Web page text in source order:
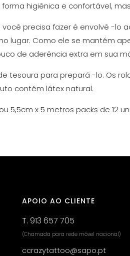
higiênica e confortável,
precisa fazer é envolvê -lo
lugar. Como ele se mantém
de aderência extra em sua
tesoura para prepará -lo. Os
contém látex natural.
5,5cm x 5 metros packs de 12
APOIO AO CLIENTE
T. 913 657 705
(Chamada para rede móvel nacional)
ccrazytattoo@sapo.pt